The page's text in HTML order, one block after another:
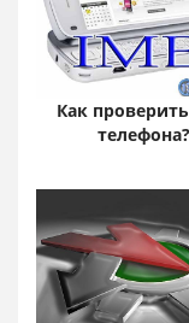
Как
телефона?